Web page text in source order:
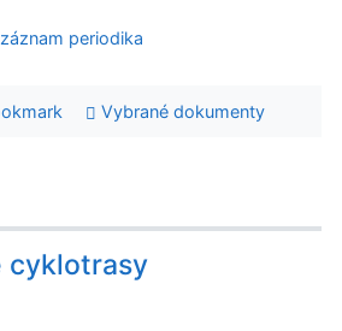
periodika
Vybrané dokumenty
cyklotrasy